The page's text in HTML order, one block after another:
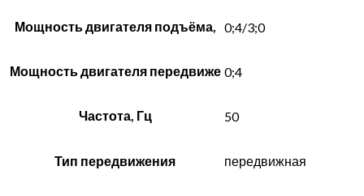
Мощность двигателя подъёма, 0;4/3;0
Мощность двигателя передвиже 0;4
Частота, Гц 50
Тип передвижения передвижная